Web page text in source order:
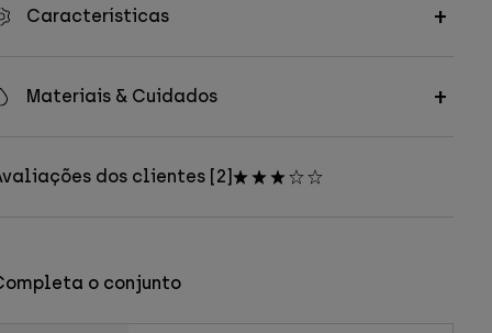
Características
Materiais & Cuidados
dos clientes [2]
o conjunto